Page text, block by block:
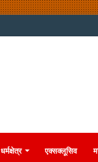
धर्मक्षेत्र एक्सक्लूसिव